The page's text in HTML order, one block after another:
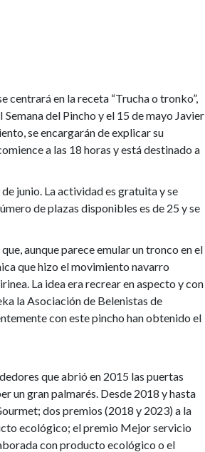
centrará en la receta “Trucha o tronko”,
Semana del Pincho y el 15 de mayo Javier
se encargarán de explicar su
a las 18 horas y está destinado a
junio. La actividad es gratuita y se
de plazas disponibles es de 25 y se
aunque parece emular un tronco en el
que hizo el movimiento navarro
La idea era recrear en aspecto y con
la Asociación de Belenistas de
con este pincho han obtenido el
que abrió en 2015 las puertas
un gran palmarés. Desde 2018 y hasta
dos premios (2018 y 2023) a la
ecológico; el premio Mejor servicio
con producto ecológico o el